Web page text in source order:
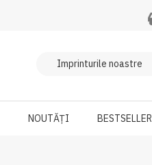
NOUTĂȚI BESTSELLER